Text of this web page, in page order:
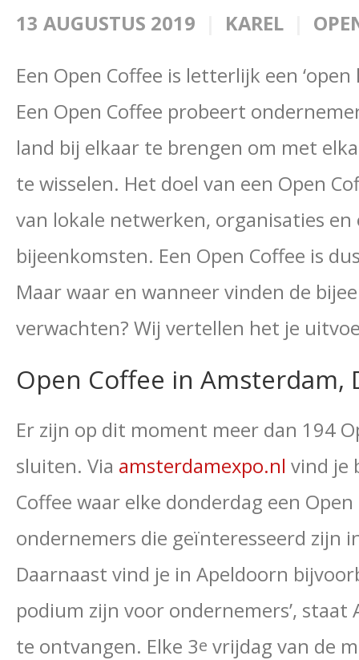
13 AUGUSTUS 2019 KAREL
Een Open Coffee is letterlijk een
Een Open Coffee probeert
land bij elkaar te brengen om met
te wisselen. Het doel van een Open
van lokale netwerken, organisaties
bijeenkomsten. Een Open Coffee is
Maar waar en wanneer vinden de
verwachten? Wij vertellen het je
Open Coffee in Amsterdam,
Er zijn op dit moment meer dan 194
sluiten. Via amsterdamexpo.nl vind je
Coffee waar elke donderdag een
ondernemers die geïnteresseerd zijn
Daarnaast vind je in Apeldoorn
podium zijn voor ondernemers’,
te ontvangen. Elke 3e vrijdag van de